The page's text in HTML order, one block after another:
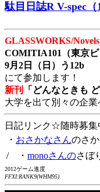
駄目日誌R V-spec（
GLASSWORKS/
COMITIA101（東京ビ
9月2日（日）う12b
にて参加します！
新刊
「どんなときも
大学を出て別々の企
日記リンク☆随時募集
・ おさかなさんのさ
/ ・ monoさんのさぼ
2012ゲーム進度
FFXI:RANK9(WHM95)